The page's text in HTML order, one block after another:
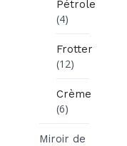
Pétrole
(4)
Frotter
(12)
Crème
(6)
Miroir de